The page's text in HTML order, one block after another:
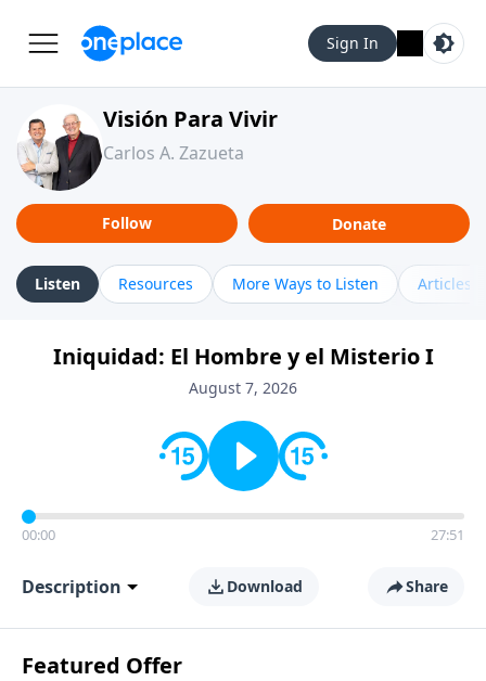
Sign In
Visión Para Vivir
Carlos A. Zazueta
Follow Donate
Listen Resources More Ways to Listen Articles
Iniquidad: El Hombre y el Misterio I
August 7, 2026
00:00 27:51
Description Download Share
Featured Offer